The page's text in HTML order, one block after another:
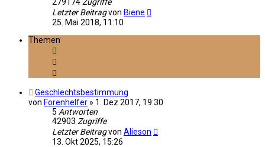
Letzter Beitragvon Biene
25. Mai 2018, 11:10
Themen
Geschlechtsbestimmung
von Forenhelfer » 1. Dez 2017, 19:30
5 Antworten
42903 Zugriffe
Letzter Beitragvon Alieson
13. Okt 2025, 15:26